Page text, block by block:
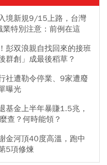
境新規9/15上路，台灣
特別注意：前例在這
彭双浪親自找回來的接班
群創」成最後稻草？
社遭勒令停業、9家遭廢
曝光
基金上半年暴賺1.5兆，
查？何時能領？
金河頂40度高溫，跑中
5項修煉